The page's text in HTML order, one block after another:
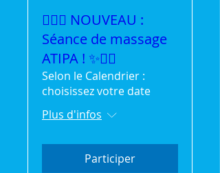
💆‍♀️✨ NOUVEAU :
Séance de massage
ATIPA ! ✨💆‍♂️
Selon le Calendrier :
choisissez votre date
Plus d'infos
Participer